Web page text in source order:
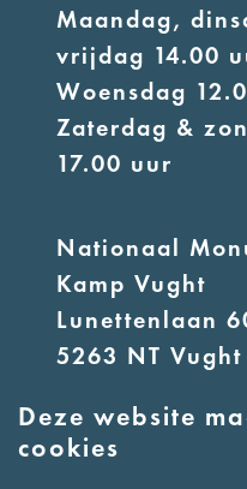
Deze website
cookies
Maandag,
vrijdag 14.00
Woensdag
Zaterdag &
17.00 uur
Nationaal
Kamp Vught
Lunettenlaan
5263 NT Vught
E: